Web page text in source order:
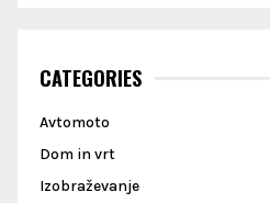
CATEGORIES
Avtomoto
Dom in vrt
Izobraževanje